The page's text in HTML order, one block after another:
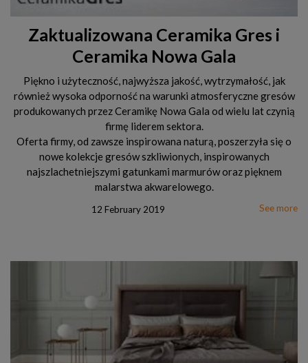
Zaktualizowana Ceramika Gres i
Ceramika Nowa Gala
Piękno i użyteczność, najwyższa jakość, wytrzymałość, jak
również wysoka odporność na warunki atmosferyczne gresów
produkowanych przez Ceramikę Nowa Gala od wielu lat czynią
firmę liderem sektora.
Oferta firmy, od zawsze inspirowana naturą, poszerzyła się o
nowe kolekcje gresów szkliwionych, inspirowanych
najszlachetniejszymi gatunkami marmurów oraz pięknem
malarstwa akwarelowego.
12 February 2019 See more